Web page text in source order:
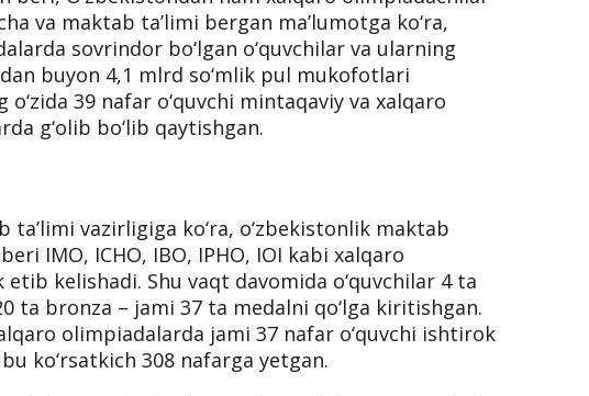
va maktab ta’limi bergan ma’lumotga ko‘ra,
sovrindor bo‘lgan o‘quvchilar va ularning
buyon 4,1 mlrd so‘mlik pul mukofotlari
o‘zida 39 nafar o‘quvchi mintaqaviy va xalqaro
g‘olib bo‘lib qaytishgan.
ta’limi vazirligiga ko‘ra, o‘zbekistonlik maktab
IMO, ICHO, IBO, IPHO, IOI kabi xalqaro
kelishadi. Shu vaqt davomida o‘quvchilar 4 ta
ta bronza – jami 37 ta medalni qo‘lga kiritishgan.
olimpiadalarda jami 37 nafar o‘quvchi ishtirok
ko‘rsatkich 308 nafarga yetgan.